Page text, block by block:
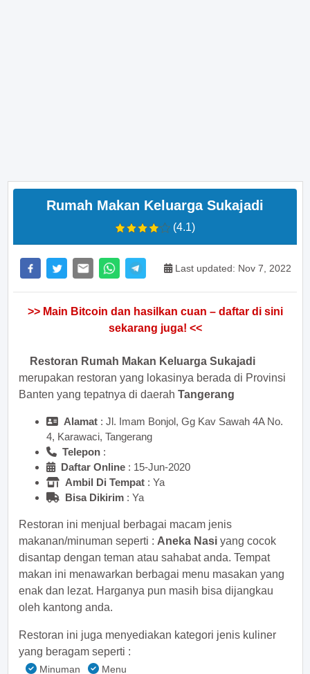
Rumah Makan Keluarga Sukajadi
(4.1)
Last updated: Nov 7, 2022
Restoran Rumah Makan Keluarga Sukajadi
merupakan restoran yang lokasinya berada di Provinsi
Banten yang tepatnya di daerah Tangerang
Alamat : Jl. Imam Bonjol, Gg Kav Sawah 4A No.
4, Karawaci, Tangerang
Telepon :
Daftar Online : 15-Jun-2020
Ambil Di Tempat : Ya
Bisa Dikirim : Ya
Restoran ini menjual berbagai macam jenis
makanan/minuman seperti : Aneka Nasi yang cocok
disantap dengan teman atau sahabat anda. Tempat
makan ini menawarkan berbagai menu masakan yang
enak dan lezat. Harganya pun masih bisa dijangkau
oleh kantong anda.
Restoran ini juga menyediakan kategori jenis kuliner
yang beragam seperti :
Minuman Menu